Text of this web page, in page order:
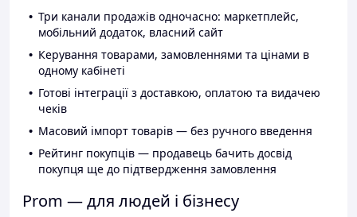
Три канали продажів одночасно: маркетплейс,
мобільний додаток, власний сайт
Керування товарами, замовленнями та цінами в
одному кабінеті
Готові інтеграції з доставкою, оплатою та видачею
чеків
Масовий імпорт товарів — без ручного введення
Рейтинг покупців — продавець бачить досвід
покупця ще до підтвердження замовлення
Prom — для людей і бізнесу